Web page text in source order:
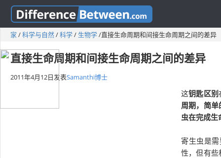
家 /科学与自然/科学/ 生物学/直接生命周期和间接生命周期之间的差异
直接生命周期和间接生命周期之间的差异
2011年4月12日发表Samanthi博士
这钥匙区别
周期，简
虫在完成生
寄生虫是
性，但有些